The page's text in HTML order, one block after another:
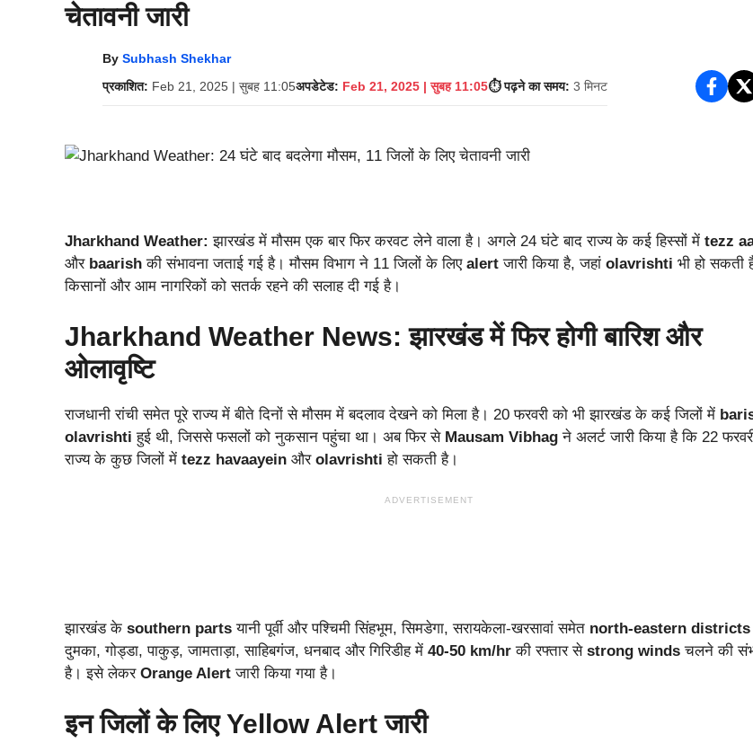
चेतावनी जारी
By Subhash Shekhar
प्रकाशित: Feb 21, 2025 | सुबह 11:05अपडेटेड: Feb 21, 2025 | सुबह 11:05⏱️ पढ़ने का समय: 3 मिनट
Jharkhand Weather: झारखंड में मौसम एक बार फिर करवट लेने वाला है। अगले 24 घंटे बाद राज्य के कई हिस्सों में tezz
और baarish की संभावना जताई गई है। मौसम विभाग ने 11 जिलों के लिए alert जारी किया है, जहां olavrishti भी हो सकती
किसानों और आम नागरिकों को सतर्क रहने की सलाह दी गई है।
Jharkhand Weather News: झारखंड में फिर होगी बारिश और
ओलावृष्टि
राजधानी रांची समेत पूरे राज्य में बीते दिनों से मौसम में बदलाव देखने को मिला है। 20 फरवरी को भी झारखंड के कई जिलों में
olavrishti हुई थी, जिससे फसलों को नुकसान पहुंचा था। अब फिर से Mausam Vibhag ने अलर्ट जारी किया है कि 22
राज्य के कुछ जिलों में tezz havaayein और olavrishti हो सकती है।
ADVERTISEMENT
झारखंड के southern parts यानी पूर्वी और पश्चिमी सिंहभूम, सिमडेगा, सरायकेला-खरसावां समेत north-eastern districts
दुमका, गोड्डा, पाकुड़, जामताड़ा, साहिबगंज, धनबाद और गिरिडीह में 40-50 km/hr की रफ्तार से strong winds चलने की
है। इसे लेकर Orange Alert जारी किया गया है।
इन जिलों के लिए Yellow Alert जारी